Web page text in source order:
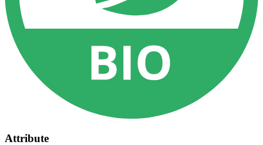
Attribute